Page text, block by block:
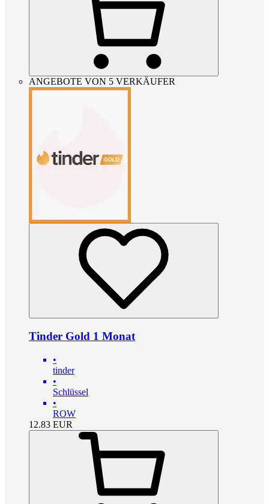
ANGEBOTE VON 5 VERKÄUFER
Tinder Gold 1 Monat
•
tinder
•
Schlüssel
•
ROW
12.83 EUR